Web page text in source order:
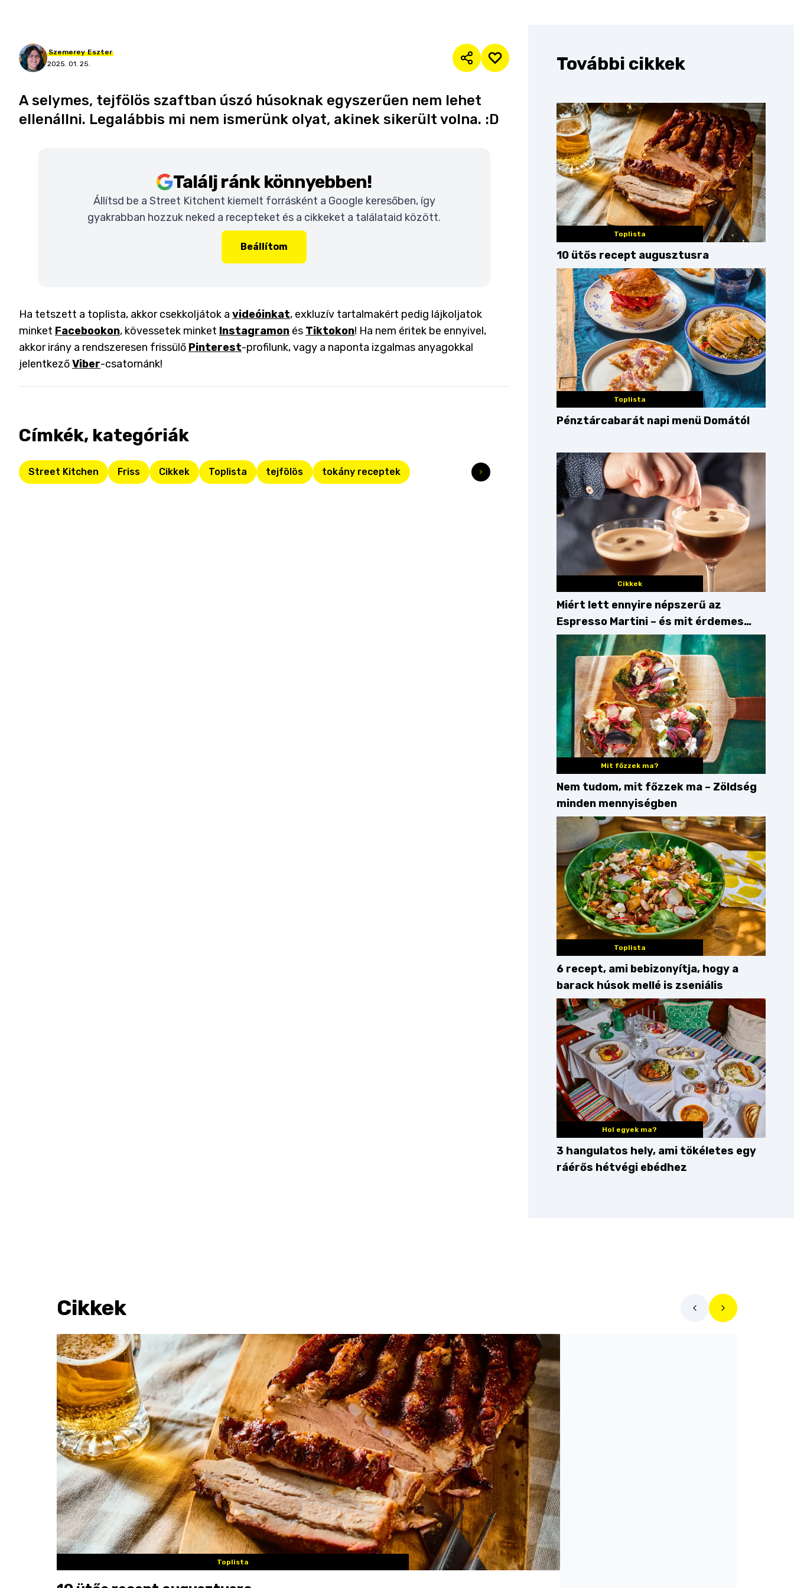
Szemerey Eszter
2025. 01. 25.
A selymes, tejfölös szaftban úszó húsoknak egyszerűen nem lehet
ellenállni. Legalábbis mi nem ismerünk olyat, akinek sikerült volna. :D
Találj ránk könnyebben!
Állítsd be a Street Kitchent kiemelt forrásként a Google keresőben, így
gyakrabban hozzuk neked a recepteket és a cikkeket a találataid között.
Beállítom
Ha tetszett a toplista, akkor csekkoljátok a videóinkat, exkluzív tartalmakért pedig lájkoljatok
minket Facebookon, kövessetek minket Instagramon és Tiktokon! Ha nem éritek be ennyivel,
akkor irány a rendszeresen frissülő Pinterest-profilunk, vagy a naponta izgalmas anyagokkal
jelentkezőViber-csatornánk!
Címkék, kategóriák
Street Kitchen Friss Cikkek Toplista tejfölös tokány receptek
További cikkek
Toplista
10 ütős recept augusztusra
Toplista
Pénztárcabarát napi menü Domától
Cikkek
Miért lett ennyire népszerű az
Espresso Martini – és mit érdemes
enni mellé?
Mit főzzek ma?
Nem tudom, mit főzzek ma – Zöldség
minden mennyiségben
Toplista
6 recept, ami bebizonyítja, hogy a
barack húsok mellé is zseniális
Hol egyek ma?
3 hangulatos hely, ami tökéletes egy
ráérős hétvégi ebédhez
Cikkek
Toplista